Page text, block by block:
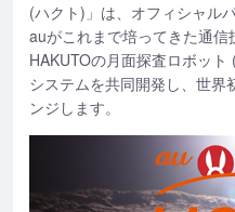
(ハクト)」は、オフィシャル
auがこれまで培ってきた通信
HAKUTOの月面探査ロボッ
システムを共同開発し、世界
ンジします。